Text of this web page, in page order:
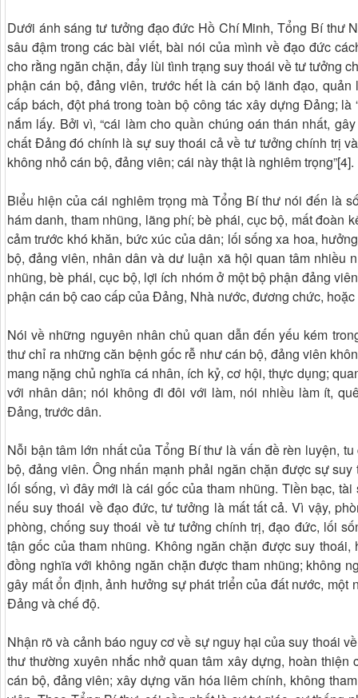
Dưới ánh sáng tư tưởng đạo đức Hồ Chí Minh, Tổng Bí thư
sâu đậm trong các bài viết, bài nói của mình về đạo đức
cho rằng ngăn chặn, đẩy lùi tình trạng suy thoái về tư tưởng
phận cán bộ, đảng viên, trước hết là cán bộ lãnh đạo,
cấp bách, đột phá trong toàn bộ công tác xây dựng Đảng; là
nắm lấy. Bởi vì, “cái làm cho quần chúng oán thán nhất,
chất Đảng đó chính là sự suy thoái cả về tư tưởng chính trị
không nhỏ cán bộ, đảng viên; cái này thật là nghiêm trọng”[4].
Biểu hiện của cái nghiêm trọng mà Tổng Bí thư nói đến là
hám danh, tham nhũng, lãng phí; bè phái, cục bộ, mất đoàn
cảm trước khó khăn, bức xúc của dân; lối sống xa hoa,
bộ, đảng viên, nhân dân và dư luận xã hội quan tâm nhiều
nhũng, bè phái, cục bộ, lợi ích nhóm ở một bộ phận đảng
phận cán bộ cao cấp của Đảng, Nhà nước, đương chức,
Nói về những nguyên nhân chủ quan dẫn đến yếu kém
thư chỉ ra những căn bệnh gốc rễ như cán bộ, đảng viên
mang nặng chủ nghĩa cá nhân, ích kỷ, cơ hội, thực dụng;
với nhân dân; nói không đi đôi với làm, nói nhiều làm ít,
Đảng, trước dân.
Nỗi bận tâm lớn nhất của Tổng Bí thư là vấn đề rèn luyện,
bộ, đảng viên. Ông nhấn mạnh phải ngăn chặn được sự
lối sống, vì đây mới là cái gốc của tham nhũng. Tiền bạc,
nếu suy thoái về đạo đức, tư tưởng là mất tất cả. Vì vậy,
phòng, chống suy thoái về tư tưởng chính trị, đạo đức, lối
tận gốc của tham nhũng. Không ngăn chặn được suy
đồng nghĩa với không ngăn chặn được tham nhũng; không
gây mất ổn định, ảnh hưởng sự phát triển của đất nước, một
Đảng và chế độ.
Nhận rõ và cảnh báo nguy cơ về sự nguy hại của suy thoái
thư thường xuyên nhắc nhở quan tâm xây dựng, hoàn thiện
cán bộ, đảng viên; xây dựng văn hóa liêm chính, không